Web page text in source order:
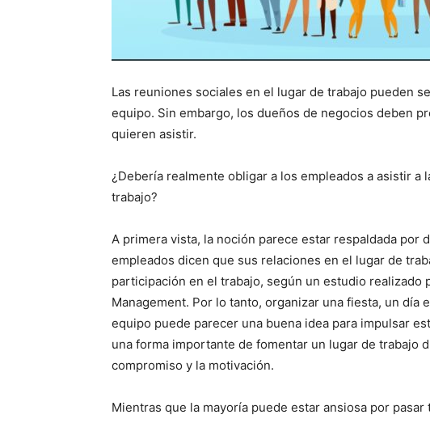
Las reuniones sociales en el lugar de trabajo pueden
equipo. Sin embargo, los dueños de negocios deben
quieren asistir.
¿Debería realmente obligar a los empleados a asistir a
trabajo?
A primera vista, la noción parece estar respaldada por
empleados dicen que sus relaciones en el lugar de
participación en el trabajo, según un estudio realizado
Management. Por lo tanto, organizar una fiesta, un día
equipo puede parecer una buena idea para impulsar
una forma importante de fomentar un lugar de trabajo
compromiso y la motivación.
Mientras que la mayoría puede estar ansiosa por